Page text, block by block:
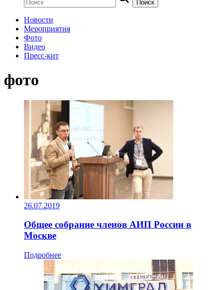
Новости
Мероприятия
Фото
Видео
Пресс-кит
фото
26.07.2019
Общее собрание членов АИП России в
Москве
Подробнее